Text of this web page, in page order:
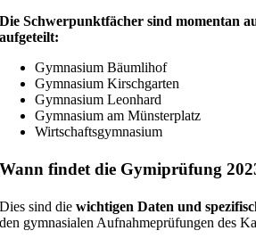
Die Schwerpunktfächer sind momentan
aufgeteilt:
Gymnasium Bäumlihof
Gymnasium Kirschgarten
Gymnasium Leonhard
Gymnasium am Münsterplatz
Wirtschaftsgymnasium
Wann findet die Gymiprüfung
Dies sind die wichtigen Daten und
den gymnasialen Aufnahmeprüfungen des